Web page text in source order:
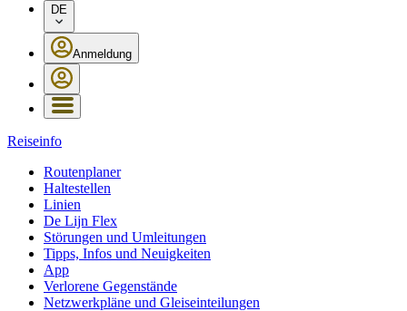
DE
Anmeldung
Reiseinfo
Routenplaner
Haltestellen
Linien
De Lijn Flex
Störungen und Umleitungen
Tipps, Infos und Neuigkeiten
App
Verlorene Gegenstände
Netzwerkpläne und Gleiseinteilungen